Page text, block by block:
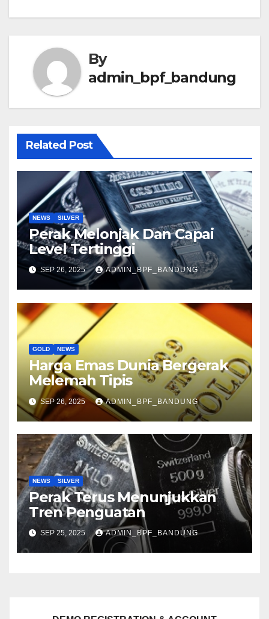
By
admin_bpf_bandung
Related Post
NEWS SILVER
Perak Melonjak Dan Capai
Level Tertinggi
SEP 26, 2025 ADMIN_BPF_BANDUNG
GOLD NEWS
Harga Emas Dunia Bergerak
Melemah Tipis
SEP 26, 2025 ADMIN_BPF_BANDUNG
NEWS SILVER
Perak Terus Menunjukkan
Tren Penguatan
SEP 25, 2025 ADMIN_BPF_BANDUNG